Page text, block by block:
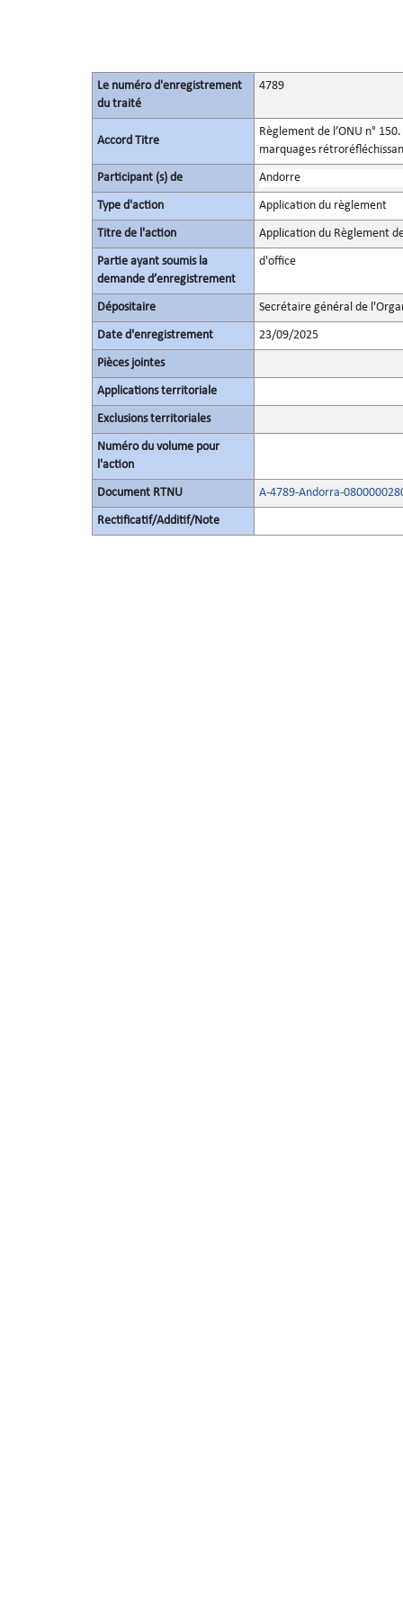
Le numéro d'enregistrement
du traité
4789
Accord Titre
Règlement de l’ONU n°
marquages
Participant (s) de Andorre
Type d'action Application du règlement
Titre de l'action Application du Règlement
Partie ayant soumis la
demande d’enregistrement
d'office
Dépositaire Secrétaire général de
Date d'enregistrement 23/09/2025
Pièces jointes
Applications territoriale
Exclusions territoriales
Numéro du volume pour
l'action
Document RTNU A-4789-Andorra-
Rectificatif/Additif/Note